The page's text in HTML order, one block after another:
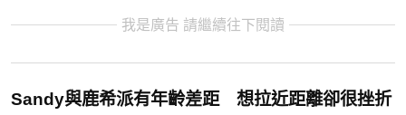
我是廣告 請繼續往下閱讀
Sandy與鹿希派有年齡差距 想拉近距離卻很挫折